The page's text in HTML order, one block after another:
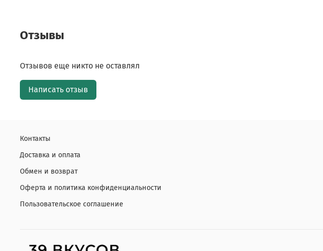
Отзывы
Отзывов еще никто не оставлял
Написать отзыв
Контакты
Доставка и оплата
Обмен и возврат
Оферта и политика конфиденциальности
Пользовательское соглашение